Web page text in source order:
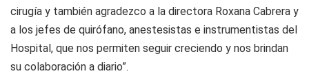
cirugía y también agradezco a la directora Roxana Cabrera y
a los jefes de quirófano, anestesistas e instrumentistas del
Hospital, que nos permiten seguir creciendo y nos brindan
su colaboración a diario”.